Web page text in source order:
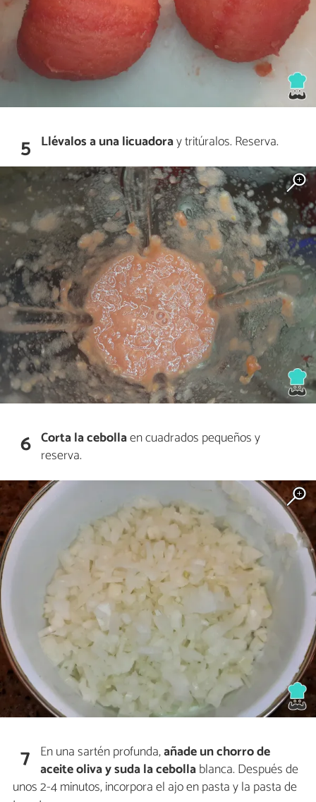
5 Llévalos a una licuadoray tritúralos. Reserva.
6 Corta la cebollaen cuadrados pequeños y
reserva.
7 En una sartén profunda,añade un chorro de
aceite oliva y suda la cebollablanca. Después de
unos 2-4 minutos, incorpora el ajo en pasta y la pasta de